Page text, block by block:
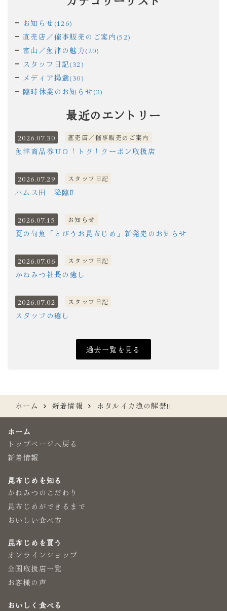
お知らせ(126)
直売店／催事販売のご案内(52)
富山／魚津の魅力(20)
スタッフ日記(32)
メディア掲載(30)
臨時休業のお知らせ(3)
最近のエントリー
2026.07.30 直売店／催事販売のご案内
魚津商品券ＵＯ！トク！クーポン取扱店
2026.07.29 スタッフ日記
ハムス田 降臨⁉
2026.07.15 お知らせ
夏の旬魚「とびうお昆布じめ」新発売のお知らせ
2026.07.06 スタッフ日記
かねみつ社長の癒し
2026.07.02 スタッフ日記
スタッフの癒し
過去一覧を見る
ホーム 新着情報 ホタルイカ漁の解禁!!
ホーム
トップページへ戻る
新着情報
昆布じめを知る
かねみつのこだわり
昆布じめができるまで
おいしい食べ方
昆布じめを買う
オンラインショップ
全国取扱店一覧
お客様の声
おいしく食べる